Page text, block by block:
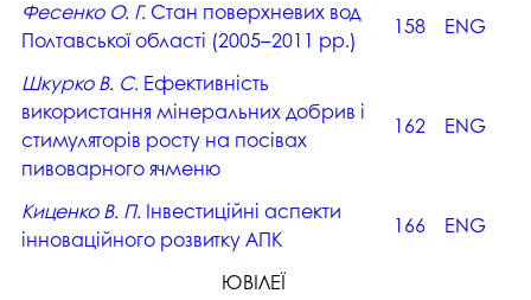
Фесенко О. Г. Стан поверхневих вод
Полтавської області (2005–2011 рр.)
158 ENG
Шкурко В. С. Ефективність
використання мінеральних добрив і
стимуляторів росту на посівах
пивоварного ячменю
162 ENG
Киценко В. П. Інвестиційні аспекти
інноваційного розвитку АПК
166 ENG
ЮВІЛЕЇ